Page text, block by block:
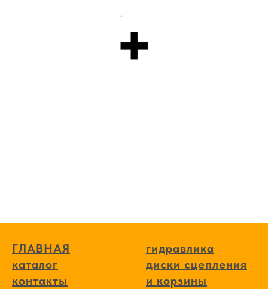
ГЛАВНАЯ
каталог
контакты
гидравлика
диски сцепления
и корзины